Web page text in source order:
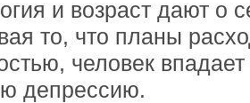
и возраст дают о
то, что планы
человек
депрессию.